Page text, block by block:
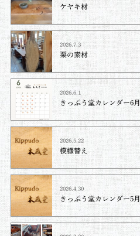
ケヤキ材⁡
2026.7.3
栗の素材
2026.6.1
きっぷう堂カレンダー6月
2026.5.22
模様替え
2026.4.30
きっぷう堂カレンダー5月